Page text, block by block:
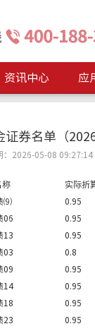
资讯中心 应
证券名单（
：2026-05-08 09:27:14
称
实际折
⑼
0.95
06
0.95
13
0.95
03
0.8
09
0.95
14
0.95
18
0.95
23
0.95